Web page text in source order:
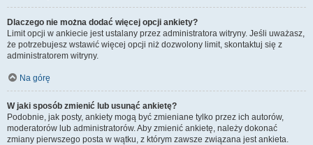
Dlaczego nie można dodać więcej opcji ankiety?
Limit opcji w ankiecie jest ustalany przez administratora witryny. Jeśli uważasz,
że potrzebujesz wstawić więcej opcji niż dozwolony limit, skontaktuj się z
administratorem witryny.
Na górę
W jaki sposób zmienić lub usunąć ankietę?
Podobnie, jak posty, ankiety mogą być zmieniane tylko przez ich autorów,
moderatorów lub administratorów. Aby zmienić ankietę, należy dokonać
zmiany pierwszego posta w wątku, z którym zawsze związana jest ankieta.